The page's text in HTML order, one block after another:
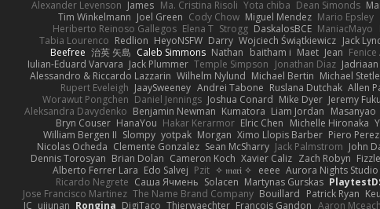
Alexander Levenson James Ma. Cristina Risoli Yota chiba Dean Simonds
Tim Winkelmann Joel Green Cody Chow Miguel Mendez Mario Epsley
Heriberto Reinoso Gallegos Elena T Strogg DaskalosBCE ManiacMayo
Tabia Lourenco Redlion HeyoNSFW Darry Wojciech Świątkiewicz Jack
Beefree 治英 矢島 Caleb Simmons Nathan baitham i Maet Jean
Iulian-Eduard Varvara Jack Plummer Temple Simpson Jonathan Diaz Jadriaan
Alessandro & Riccardo Lazzarin Wilhelm Nylund Michael Bertin Michael
Rupert Eveleigh JaaySweeney Andrei Tabone Ruslana Dutchak Allen
Worawut Pongchen Daniel Jennings Joshua Conard Mike Dyer Jeremy
Aleksandra Davydenko Benjamin Newman Kumatora Liam Jordan Masanyao
Bryn Couser HanaYou Hakar Kerarmor Elric Chen Michelle Hironaka
William Bergen II Slompy yotpak Morgan Ximo Llopis Barber Piero Perez
Nicolas Ocheda Clemente Gonzalez Sean McSharry Jack Palmstrom John
Dennis Torosyan Brian Dolan Cameron Koch Xavier Caliz Zach Robyn Fizzle
Alberto Ferrer Lara Edo Salvej Pzit ✧ 𝔪𝔞𝔯𝔦 ✧ eeee Aurora Nights Studio
Ricardo Negrete Саша Ячмень Solacen Martynas Gurskas
Jose Francisco Martinez The Name Brand Company Bouillard Patrick Ryan Keu
JC uiiunan Rongina DigiTaco Thierwaechter Francois Gandon Aaron